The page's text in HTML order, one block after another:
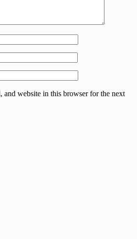
and website in this browser for the next